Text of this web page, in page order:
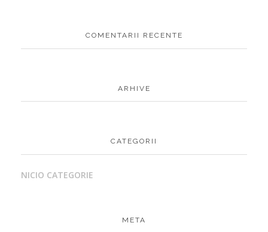
COMENTARII RECENTE
ARHIVE
CATEGORII
NICIO CATEGORIE
META